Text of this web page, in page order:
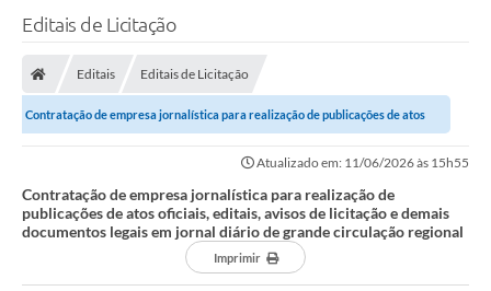
Conselhos Municipais
Diário Oficial
Editais de Licitação
Editais Editais de Licitação
Contratação de empresa jornalística para realização de publicações de atos
Atualizado em: 11/06/2026 às 15h55
Contratação de empresa jornalística para realização de
publicações de atos oficiais, editais, avisos de licitação e demais
documentos legais em jornal diário de grande circulação regional
Imprimir